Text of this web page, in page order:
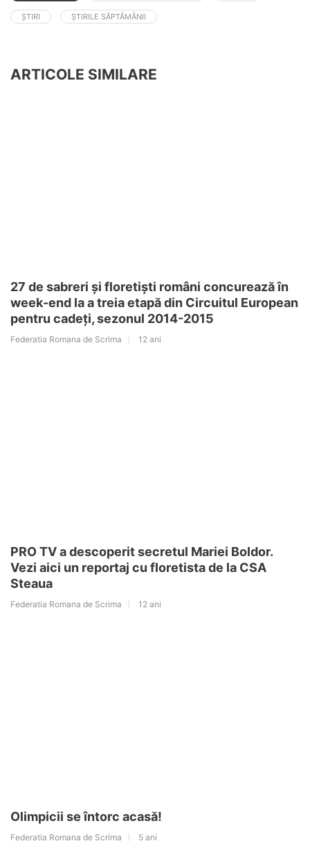
ȘTIRI ȘTIRILE SĂPTĂMÂNII
ARTICOLE SIMILARE
27 de sabreri și floretiști români concurează în
week-end la a treia etapă din Circuitul European
pentru cadeți, sezonul 2014-2015
Federatia Romana de Scrima 12 ani
PRO TV a descoperit secretul Mariei Boldor.
Vezi aici un reportaj cu floretista de la CSA
Steaua
Federatia Romana de Scrima 12 ani
Olimpicii se întorc acasă!
Federatia Romana de Scrima 5 ani